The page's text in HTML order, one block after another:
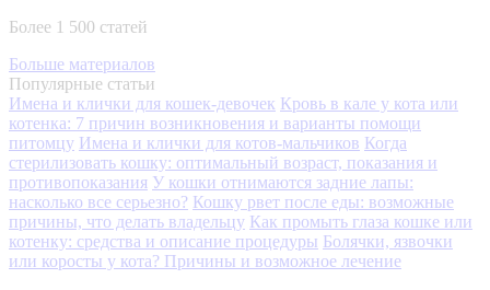
Более 1 500 статей
Больше материалов
Популярные статьи
Имена и клички для кошек-девочек Кровь в кале у кота или
котенка: 7 причин возникновения и варианты помощи
питомцу Имена и клички для котов-мальчиков Когда
стерилизовать кошку: оптимальный возраст, показания и
противопоказания У кошки отнимаются задние лапы:
насколько все серьезно? Кошку рвет после еды: возможные
причины, что делать владельцу Как промыть глаза кошке или
котенку: средства и описание процедуры Болячки, язвочки
или коросты у кота? Причины и возможное лечение